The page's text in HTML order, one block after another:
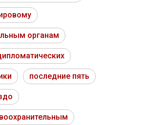
органам
последние пять